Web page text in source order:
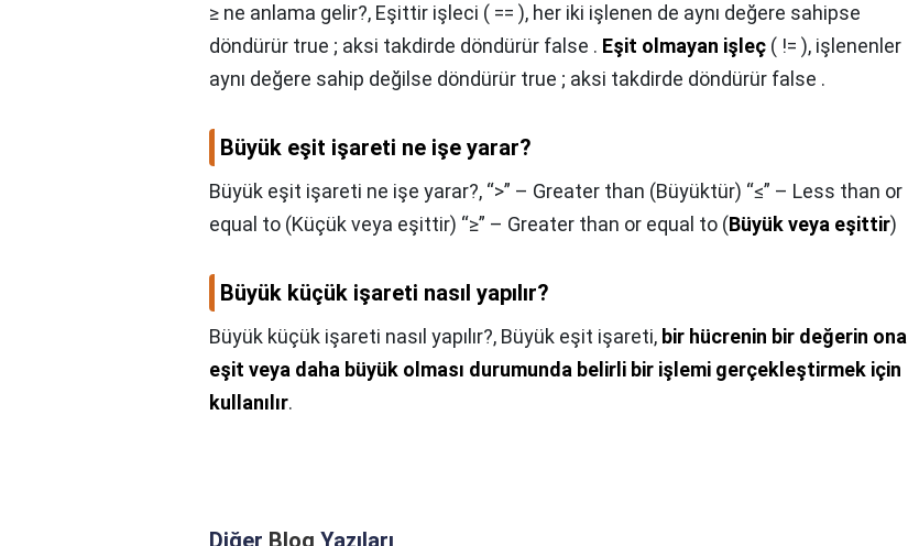
≥ ne anlama gelir?, Eşittir işleci ( == ), her iki işlenen de aynı değere sahipse
döndürür true ; aksi takdirde döndürür false . Eşit olmayan işleç ( != ), işlenenler
aynı değere sahip değilse döndürür true ; aksi takdirde döndürür false .
Büyük eşit işareti ne işe yarar?
Büyük eşit işareti ne işe yarar?, “>” – Greater than (Büyüktür) “≤” – Less than or
equal to (Küçük veya eşittir) “≥” – Greater than or equal to (Büyük veya eşittir)
Büyük küçük işareti nasıl yapılır?
Büyük küçük işareti nasıl yapılır?, Büyük eşit işareti, bir hücrenin bir değerin ona
eşit veya daha büyük olması durumunda belirli bir işlemi gerçekleştirmek için
kullanılır.